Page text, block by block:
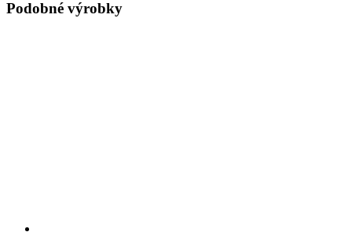
Podobné výrobky